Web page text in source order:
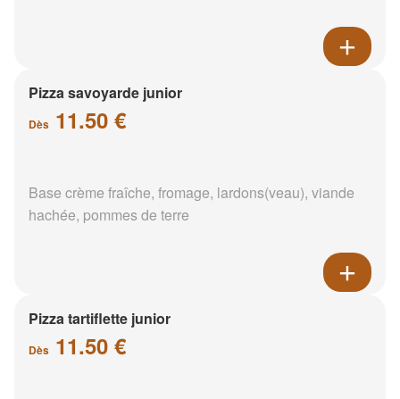
Pizza savoyarde junior
Dès 11.50 €
Base crème fraîche, fromage, lardons(veau), viande
hachée, pommes de terre
Pizza tartiflette junior
Dès 11.50 €